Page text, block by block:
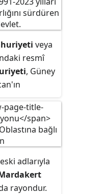
başlayan
çatışmaya
1994
savaştır.
Sumqayıt
ve
veya
resmî
, Güney
adlarıyla
rayondur.